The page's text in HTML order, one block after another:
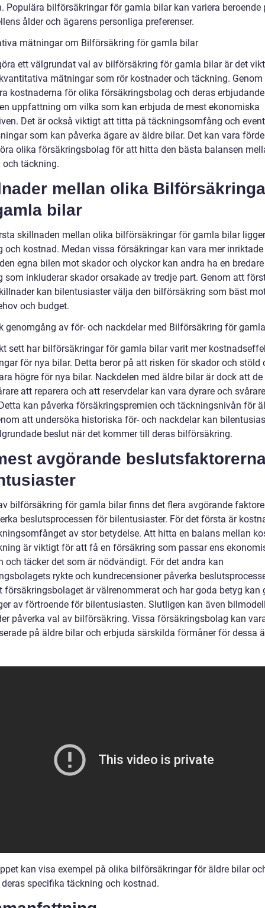
Populära bilförsäkringar för gamla bilar kan variera beroende
ålder och ägarens personliga preferenser.
mätningar om Bilförsäkring för gamla bilar
ett välgrundat val av bilförsäkring för gamla bilar är det
mätningar som rör kostnader och täckning. Genom
kostnaderna för olika försäkringsbolag och deras
uppfattning om vilka som kan erbjuda de mest ekonomiska
Det är också viktigt att titta på täckningsomfång och
som kan påverka ägare av äldre bilar. Det kan vara
olika försäkringsbolag för att hitta den bästa balansen
och täckning.
mellan olika
bilar
skillnaden mellan olika bilförsäkringar för gamla bilar
och kostnad. Medan vissa försäkringar kan vara mer
egna bilen mot skador och olyckor kan andra ha en bredare
som inkluderar skador orsakade av tredje part. Genom att
kan bilentusiaster välja den bilförsäkring som bäst
och budget.
genomgång av för- och nackdelar med Bilförsäkring för
sett har bilförsäkringar för gamla bilar varit mer
för nya bilar. Detta beror på att risken för skador och stöld
högre för nya bilar. Nackdelen med äldre bilar är dock att de
att reparera och att reservdelar kan vara dyrare och
kan påverka försäkringspremien och täckningsnivån för
att undersöka historiska för- och nackdelar kan
beslut när det kommer till deras bilförsäkring.
avgörande
bilförsäkring för gamla bilar finns det flera avgörande
beslutsprocessen för bilentusiaster. För det första är
av stor betydelse. Att hitta en balans mellan
är viktigt för att få en försäkring som passar ens
och täcker det som är nödvändigt. För det andra kan
rykte och kundrecensioner påverka
försäkringsbolaget är välrenommerat och har goda betyg kan
av förtroende för bilentusiasten. Slutligen kan även
påverka val av bilförsäkring. Vissa försäkringsbolag kan
på äldre bilar och erbjuda särskilda förmåner för dessa
kan visa exempel på olika bilförsäkringar för äldre bilar
specifika täckning och kostnad.